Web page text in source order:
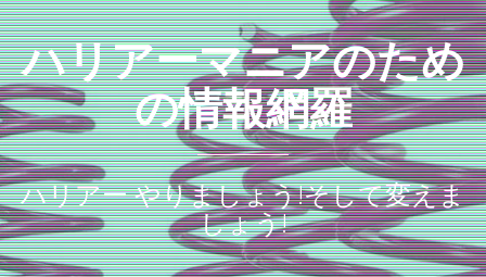
ハリアーマニアのため
の情報網羅
ハリアー やりましょう!そして変えま
しょう!